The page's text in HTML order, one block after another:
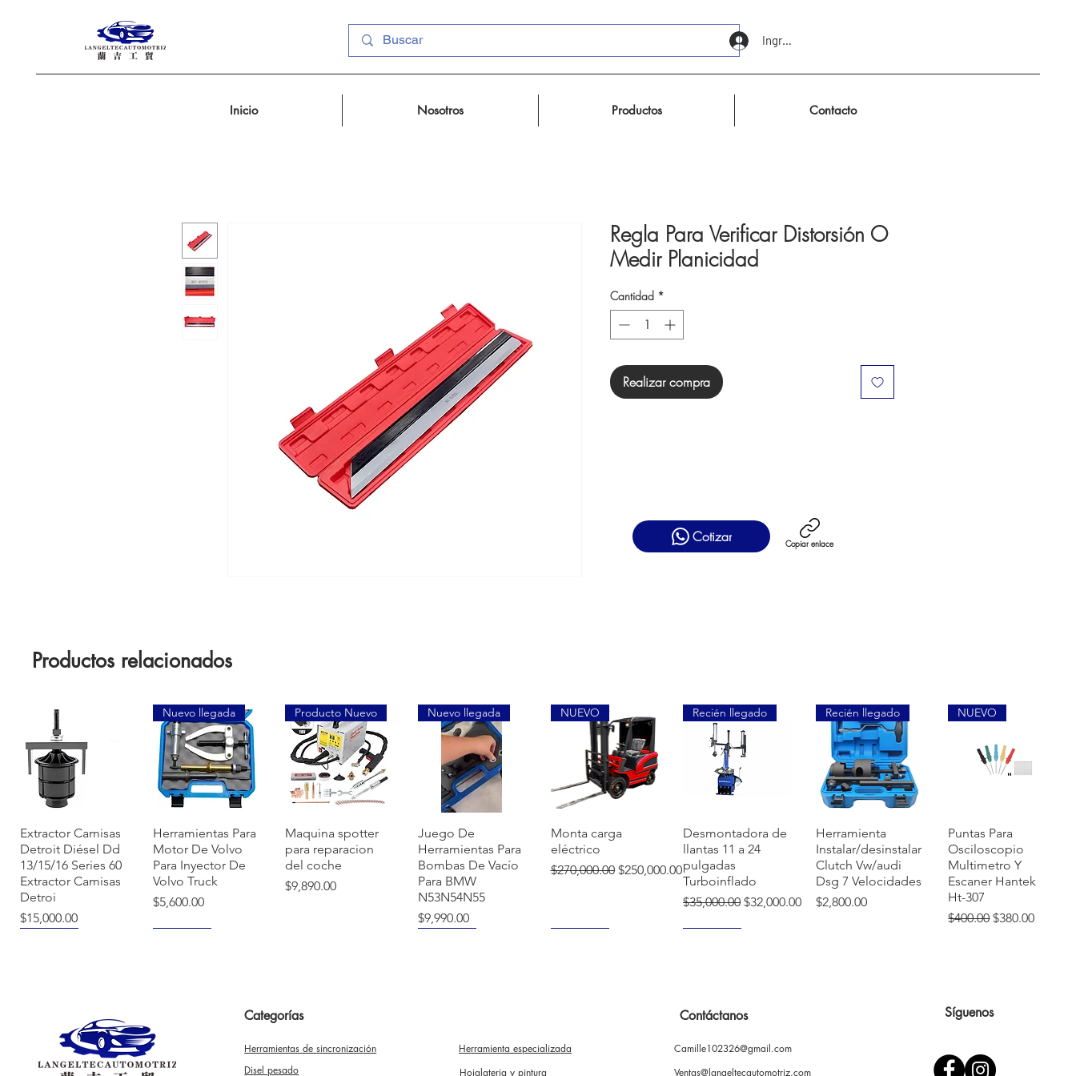
Ingresar
Inicio Nosotros Productos Contacto
Regla Para Verificar Distorsión O
Medir Planicidad
Cantidad *
Realizar compra
Cotizar Copiar enlace
Productos relacionados
Vista rápida
Extractor Camisas
Detroit Diésel Dd
13/15/16 Series 60
Extractor Camisas
Detroi
Precio
$15,000.00
Vista rápida
Nuevo llegada
Herramientas Para
Motor De Volvo
Para Inyector De
Volvo Truck
Precio
$5,600.00
Vista rápida
Producto Nuevo
Maquina spotter
para reparacion
del coche
Precio
$9,890.00
Vista rápida
Nuevo llegada
Juego De
Herramientas Para
Bombas De Vacío
Para BMW
N53N54N55
Precio
$9,990.00
Vista rápida
NUEVO
Monta carga
eléctrico
Precio
$270,000.00 Precio de oferta
$250,000.00
Vista rápida
Recién llegado
Desmontadora de
llantas 11 a 24
pulgadas
Turboinflado
Precio
$35,000.00 Precio de oferta
$32,000.00
Vista rápida
Recién llegado
Herramienta
Instalar/desinstalar
Clutch Vw/audi
Dsg 7 Velocidades
Precio
$2,800.00
Vista rápida
NUEVO
Puntas Para
Osciloscopio
Multimetro Y
Escaner Hantek
Ht-307
Precio
$400.00Precio de
$380.00
Vista rápida
Herramienta
Sincronizar Vw
Ultrasonido Digital
Vista rápida
Tapa De Bomba
Llave De Tuercas
Vista rápida
Soporte para
motor 500 kg
Vista rápida
Extractor
Vista rápida
Desmontadora
Manual Llantas
Vista rápida
Soporte ajustable
para pintar
Categorías
Herramientas de sincronización
Disel pesado
Herramienta especializada
Hojalateria y pintura
Contáctanos
Camille102326@gmail.com
Ventas@langeltecautomotriz.com
Síguenos